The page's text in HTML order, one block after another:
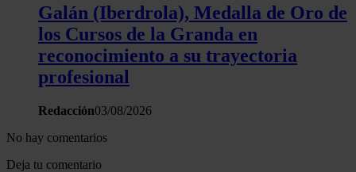
Galán (Iberdrola), Medalla de Oro de
los Cursos de la Granda en
reconocimiento a su trayectoria
profesional
Redacción03/08/2026
No hay comentarios
Deja tu comentario